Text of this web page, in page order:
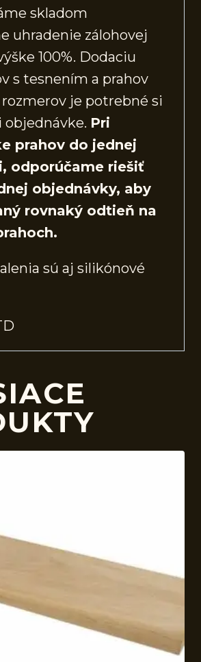
skladom
uhradenie zálohovej
100%. Dodaciu
s tesnením a prahov
je potrebné si
Pri
prahov do jednej
odporúčame riešiť
objednávky, aby
rovnaký odtieň na
sú aj silikónové